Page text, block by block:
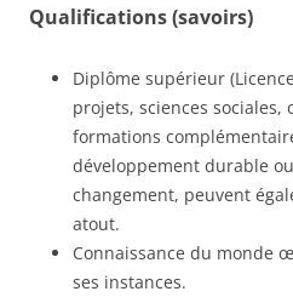
Qualifications (savoirs)
Diplôme supérieur
projets, sciences sociales,
formations
développement durable
changement, peuvent
atout.
Connaissance du monde
ses instances.